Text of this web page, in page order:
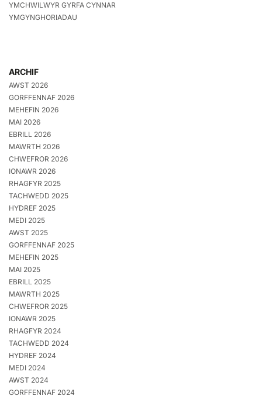
YMCHWILWYR GYRFA CYNNAR
YMGYNGHORIADAU
ARCHIF
AWST 2026
GORFFENNAF 2026
MEHEFIN 2026
MAI 2026
EBRILL 2026
MAWRTH 2026
CHWEFROR 2026
IONAWR 2026
RHAGFYR 2025
TACHWEDD 2025
HYDREF 2025
MEDI 2025
AWST 2025
GORFFENNAF 2025
MEHEFIN 2025
MAI 2025
EBRILL 2025
MAWRTH 2025
CHWEFROR 2025
IONAWR 2025
RHAGFYR 2024
TACHWEDD 2024
HYDREF 2024
MEDI 2024
AWST 2024
GORFFENNAF 2024